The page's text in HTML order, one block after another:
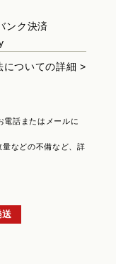
ンク決済
についての詳細 >
電話またはメールに
などの不備など、詳
送